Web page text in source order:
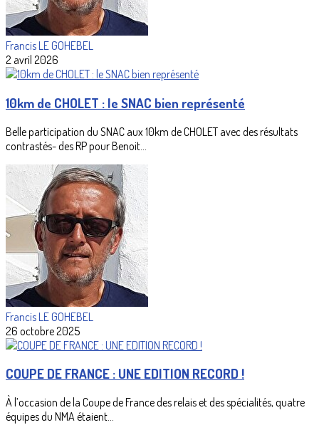
Francis LE GOHEBEL
2 avril 2026
10km de CHOLET : le SNAC bien représenté
Belle participation du SNAC aux 10km de CHOLET avec des résultats
contrastés- des RP pour Benoit...
Francis LE GOHEBEL
26 octobre 2025
COUPE DE FRANCE : UNE EDITION RECORD !
À l’occasion de la Coupe de France des relais et des spécialités, quatre
équipes du NMA étaient...